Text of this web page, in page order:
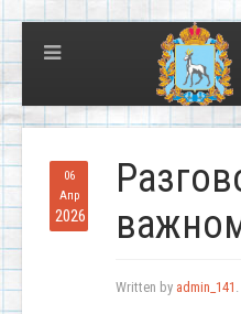
06
Апр
2026
Written by admin_141